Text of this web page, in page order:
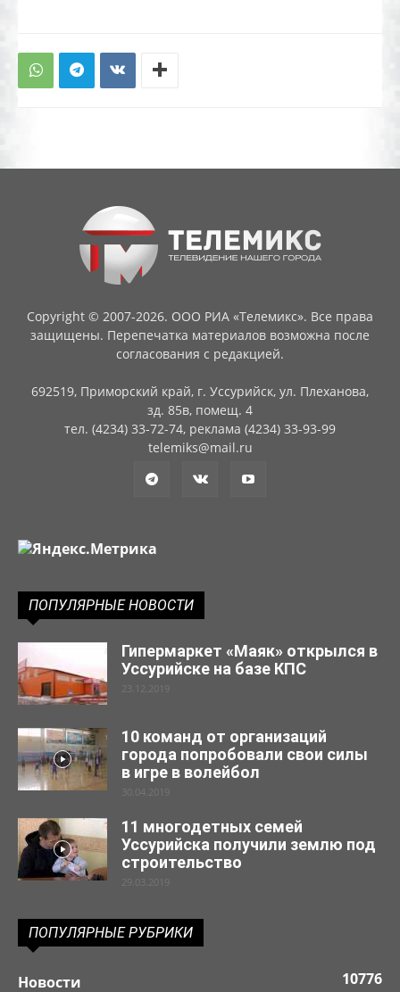
Copyright © 2007-2026. ООО РИА «Телемикс». Все права
защищены. Перепечатка материалов возможна после
согласования с редакцией.
692519, Приморский край, г. Уссурийск, ул. Плеханова,
зд. 85в, помещ. 4
тел. (4234) 33-72-74, реклама (4234) 33-93-99
telemiks@mail.ru
ПОПУЛЯРНЫЕ НОВОСТИ
Гипермаркет «Маяк» открылся в
Уссурийске на базе КПС
23.12.2019
10 команд от организаций
города попробовали свои силы
в игре в волейбол
30.04.2019
11 многодетных семей
Уссурийска получили землю под
строительство
29.03.2019
ПОПУЛЯРНЫЕ РУБРИКИ
Новости 10776